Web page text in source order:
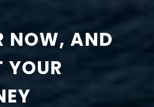
NOW, AND
YOUR